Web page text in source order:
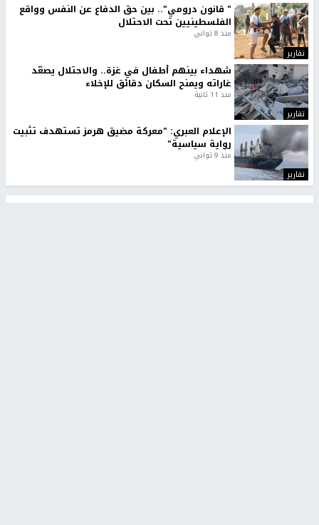
تقارير
" قانون درومي".. بين حق الدفاع عن النفس وواقع
الفلسطينيين تحت الاحتلال
منذ 8 ثواني
تقارير
شهداء بينهم أطفال في غزة.. والاحتلال يصعّد
غاراته ويمنح السكان دقائق للإخلاء
منذ 11 ثانية
تقارير
الإعلام العبري: "معركة مضيق هرمز تستهدف تثبيت
رواية سياسية"
منذ 9 ثواني